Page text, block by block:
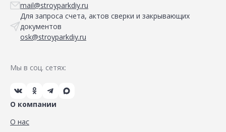
mail@stroyparkdiy.ru
Для запроса счета, актов сверки и закрывающих
документов
osk@stroyparkdiy.ru
Мы в соц. сетях:
О компании
О нас